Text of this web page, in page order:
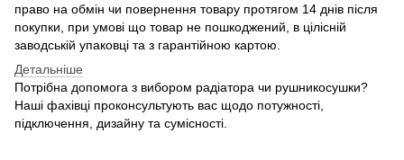
право на обмін чи повернення товару протягом 14 днів після
покупки, при умові що товар не пошкоджений, в цілісній
заводській упаковці та з гарантійною картою.
Детальніше
Потрібна допомога з вибором радіатора чи рушникосушки?
Наші фахівці проконсультують вас щодо потужності,
підключення, дизайну та сумісності.